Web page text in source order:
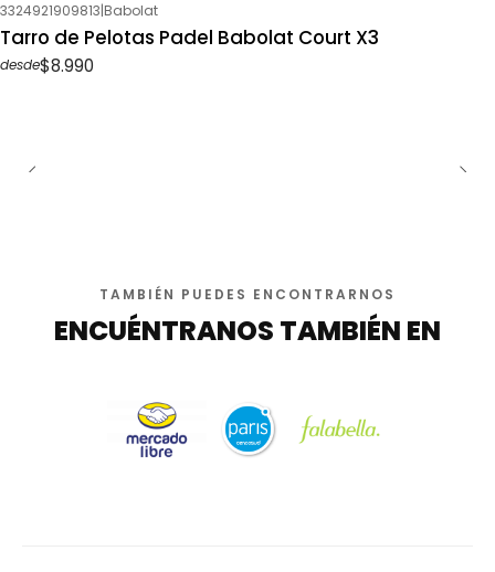
3324921909813|Babolat
Tarro de Pelotas Padel Babolat Court X3
desde$8.990
TAMBIÉN PUEDES ENCONTRARNOS
ENCUÉNTRANOS TAMBIÉN EN